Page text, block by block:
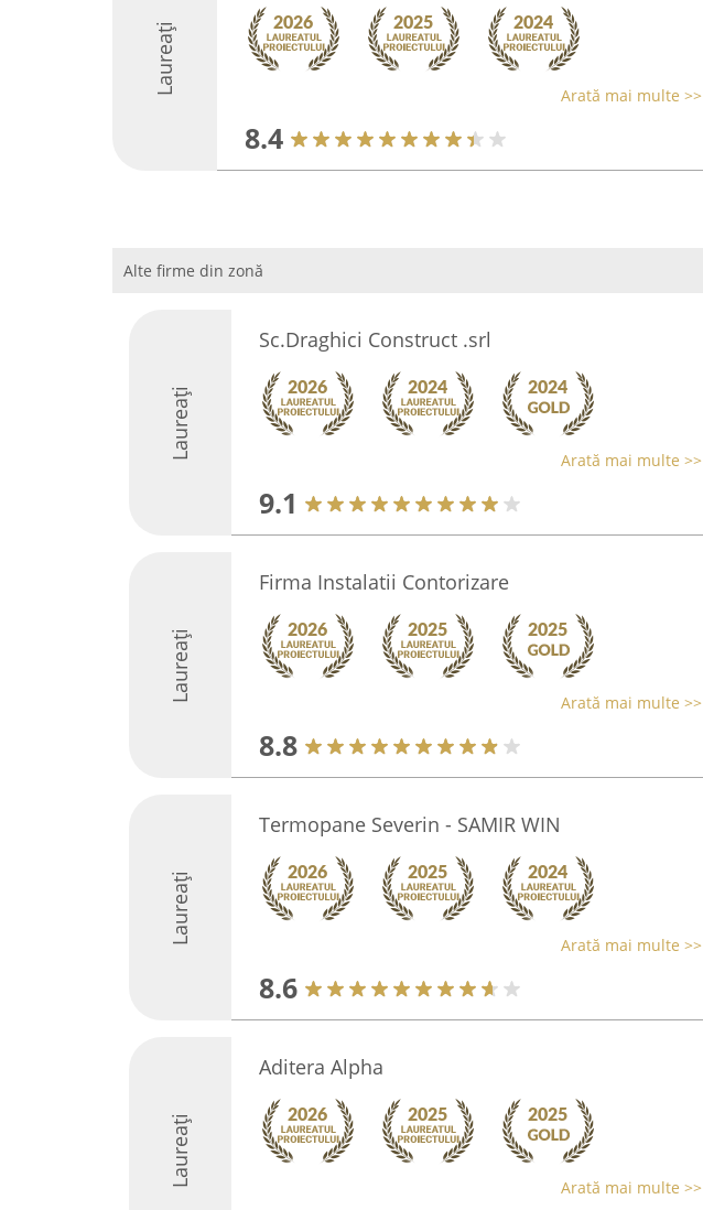
Laureați Arată mai multe >>
8.4
Alte firme din zonă
Laureați
Sc.Draghici Construct .srl
Arată mai multe >>
9.1
Laureați
Firma Instalatii Contorizare
Arată mai multe >>
8.8
Laureați
Termopane Severin - SAMIR WIN
Arată mai multe >>
8.6
Laureați
Aditera Alpha
Arată mai multe >>